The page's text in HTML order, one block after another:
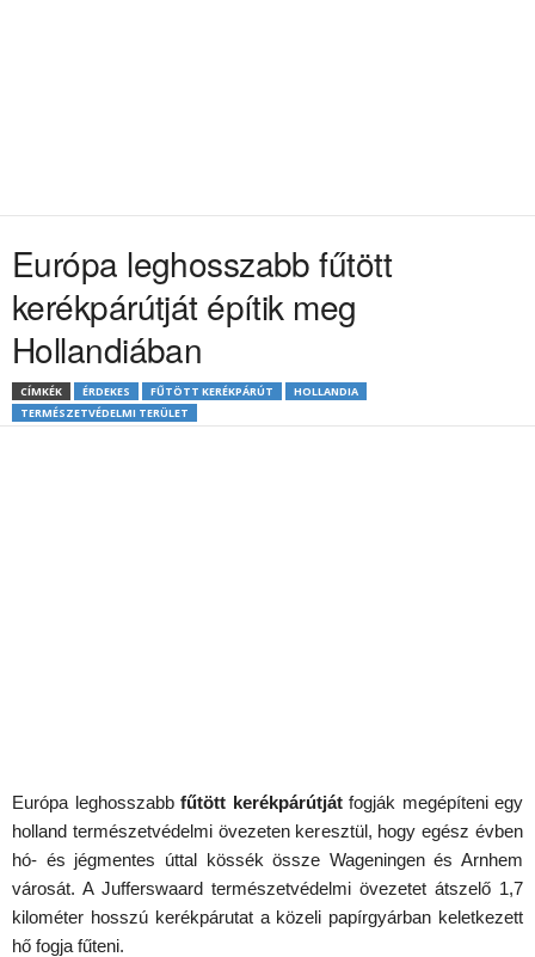
Európa leghosszabb fűtött
kerékpárútját építik meg
Hollandiában
CÍMKÉK ÉRDEKES FŰTÖTT KERÉKPÁRÚT
HOLLANDIA
TERMÉSZETVÉDELMI TERÜLET
Európa leghosszabbfűtött kerékpárútjátfogják megépíteni egy
holland természetvédelmi övezeten keresztül, hogy egész évben
hó- és jégmentes úttal kössék össze Wageningen és Arnhem
városát. A Jufferswaard természetvédelmi övezetet átszelő 1,7
kilométer hosszú kerékpárutat a közeli papírgyárban keletkezett
hő fogja fűteni.